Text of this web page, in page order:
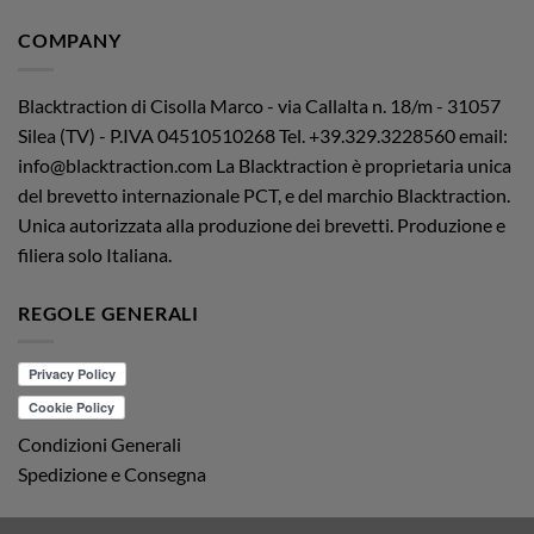
COMPANY
Blacktraction di Cisolla Marco - via Callalta n. 18/m - 31057
Silea (TV) - P.IVA 04510510268Tel. +39.329.3228560 email:
info@blacktraction.com La Blacktraction è proprietaria unica
del brevetto internazionale PCT, e del marchio Blacktraction.
Unica autorizzata alla produzione dei brevetti. Produzione e
filiera solo Italiana.
REGOLE GENERALI
Condizioni Generali
Spedizione e Consegna